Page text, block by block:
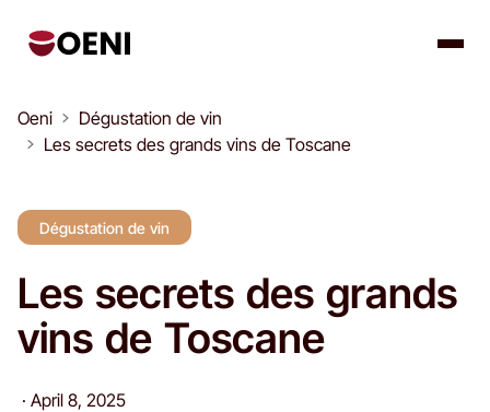
Oeni
Dégustation de vin
Les secrets des grands vins de Toscane
Dégustation de vin
Les secrets des grands
vins de Toscane
· April 8, 2025